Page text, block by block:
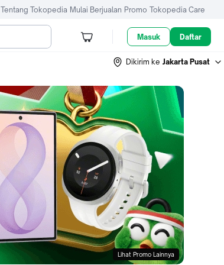
Tentang Tokopedia Mulai Berjualan Promo Tokopedia Care
Masuk Daftar
Dikirim ke Jakarta Pusat
Lihat Promo Lainnya